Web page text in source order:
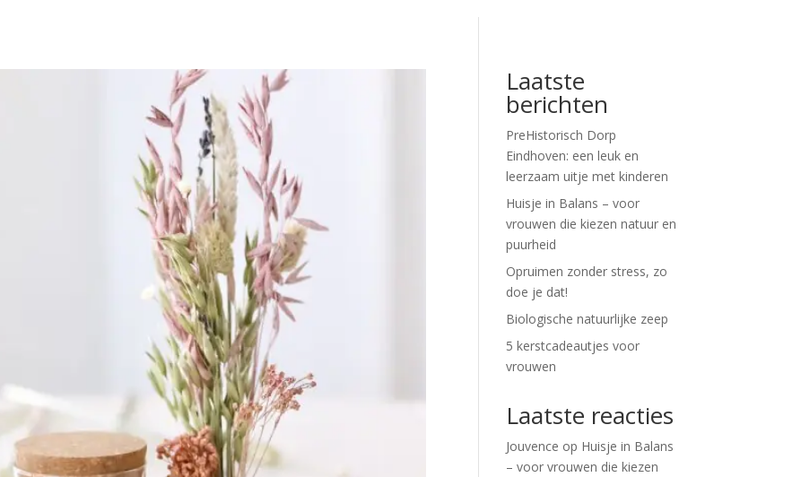
Laatste
berichten
PreHistorisch Dorp
Eindhoven: een leuk en
leerzaam uitje met kinderen
Huisje in Balans – voor
vrouwen die kiezen natuur en
puurheid
Opruimen zonder stress, zo
doe je dat!
Biologische natuurlijke zeep
5 kerstcadeautjes voor
vrouwen
Laatste reacties
Jouvence op Huisje in Balans
– voor vrouwen die kiezen